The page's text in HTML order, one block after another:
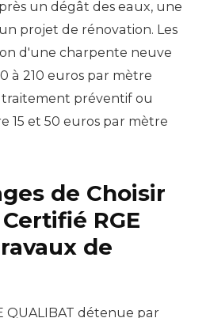
un dégât des eaux, une
projet de rénovation. Les
d'une charpente neuve
à 210 euros par mètre
préventif ou
15 et 50 euros par mètre
de Choisir
RGE
de
QUALIBAT détenue par